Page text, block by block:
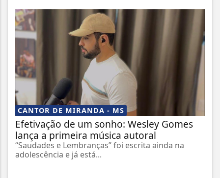
CANTOR DE MIRANDA - MS
Efetivação de um sonho: Wesley Gomes
lança a primeira música autoral
“Saudades e Lembranças” foi escrita ainda na
adolescência e já está...